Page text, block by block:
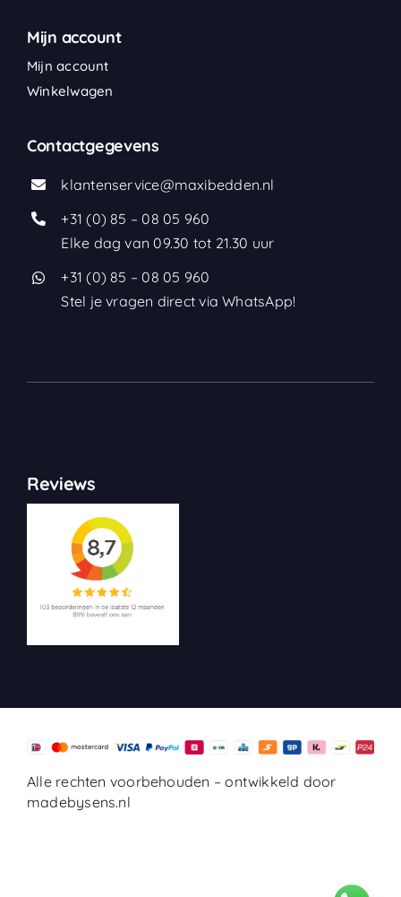
Mijn account
Mijn account
Winkelwagen
Contactgegevens
klantenservice@maxibedden.nl
+31 (0) 85 – 08 05 960
Elke dag van 09.30 tot 21.30 uur
+31 (0) 85 – 08 05 960
Stel je vragen direct via WhatsApp!
Reviews
Alle rechten voorbehouden –ontwikkeld door
madebysens.nl